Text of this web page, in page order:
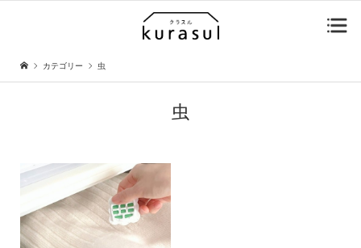
カテゴリー 虫
虫